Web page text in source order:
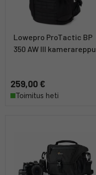
Lowepro ProTactic BP
350 AW III kamerareppu
259,00 €
Toimitus heti